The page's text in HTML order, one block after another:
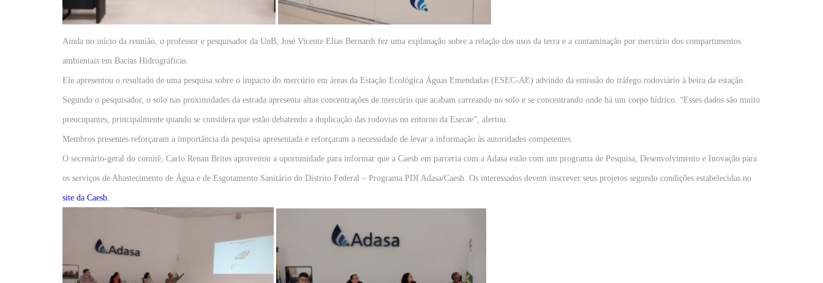
Ainda no início da reunião, o professor e pesquisador da UnB, José Vicente Elias Bernardi fez uma explanação sobre a relação dos usos da terra e a contaminação por mercúrio dos compartimentos
ambientais em Bacias Hidrográficas.
Ele apresentou o resultado de uma pesquisa sobre o impacto do mercúrio em áreas da Estação Ecológica Águas Emendadas (ESEC-AE) advindo da emissão do tráfego rodoviário à beira da estação.
Segundo o pesquisador, o solo nas proximidades da estrada apresenta altas concentrações de mercúrio que acabam carreando no solo e se concentrando onde há um corpo hídrico. “Esses dados são muito
preocupantes, principalmente quando se considera que estão debatendo a duplicação das rodovias no entorno da Esecae”, alertou.
Membros presentes reforçaram a importância da pesquisa apresentada e reforçaram a necessidade de levar a informação às autoridades competentes.
O secretário-geral do comitê, Carlo Renan Brites aproveitou a oportunidade para informar que a Caesb em parceria com a Adasa estão com um programa de Pesquisa, Desenvolvimento e Inovação para
os serviços de Abastecimento de Água e de Esgotamento Sanitário do Distrito Federal – Programa PDI Adasa/Caesb. Os interessados devem inscrever seus projetos segundo condições estabelecidas no
site da Caesb.